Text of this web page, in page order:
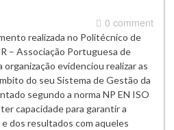
0 comment
realizada no Politécnico de
– Associação Portuguesa de
evidenciou realizar as
do seu Sistema de Gestão da
segundo a norma NP EN ISO
capacidade para garantir a
dos resultados com aqueles